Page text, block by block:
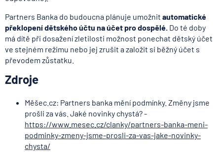
Partners Banka do budoucna plánuje umožnit automatické
překlopení dětského účtu na účet pro dospělé. Do té doby
má dítě při dosažení zletilosti možnost ponechat dětský účet
ve stejném režimu nebo jej zrušit a založit si běžný účet s
převodem zůstatku.
Zdroje
Měšec.cz: Partners banka mění podmínky. Změny jsme
prošli za vás. Jaké novinky chystá? -
https://www.mesec.cz/clanky/partners-banka-meni-
podminky-zmeny-jsme-prosli-za-vas-jake-novinky-
chysta/